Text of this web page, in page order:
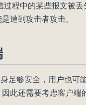
过程中的某些报文被
遭到攻击者攻击。
足够安全，用户也可
此还需要考虑客户端